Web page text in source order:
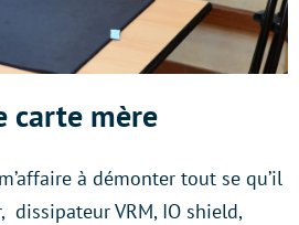
carte mère
à démonter tout se qu’il
dissipateur VRM, IO shield,